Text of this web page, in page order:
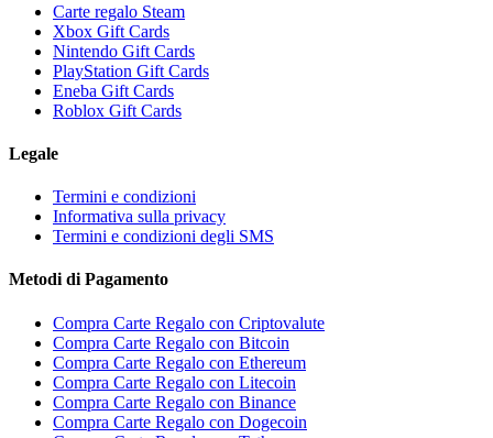
Carte regalo Steam
Xbox Gift Cards
Nintendo Gift Cards
PlayStation Gift Cards
Eneba Gift Cards
Roblox Gift Cards
Legale
Termini e condizioni
Informativa sulla privacy
Termini e condizioni degli SMS
Metodi di Pagamento
Compra Carte Regalo con Criptovalute
Compra Carte Regalo con Bitcoin
Compra Carte Regalo con Ethereum
Compra Carte Regalo con Litecoin
Compra Carte Regalo con Binance
Compra Carte Regalo con Dogecoin